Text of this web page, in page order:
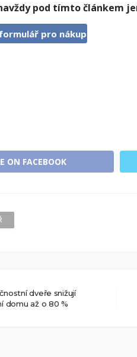
pod tímto článkem
pro nákup
ON FACEBOOK
dveře snižují
domu až o 80 %